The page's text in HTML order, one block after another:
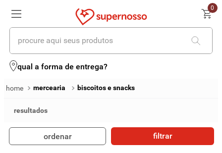
0
procure aqui seus produtos
qual a forma de entrega?
mercearia biscoitos e snacks
ordenar filtrar
termos mais buscados
4º iogurte